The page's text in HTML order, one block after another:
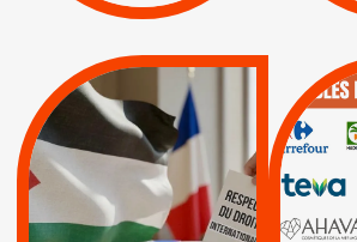
MUNICIPALES 2026 :
JE VOTE POUR LE
RESPECT DU DROIT
INTERNATIONAL EN
PALESTINE
AXA